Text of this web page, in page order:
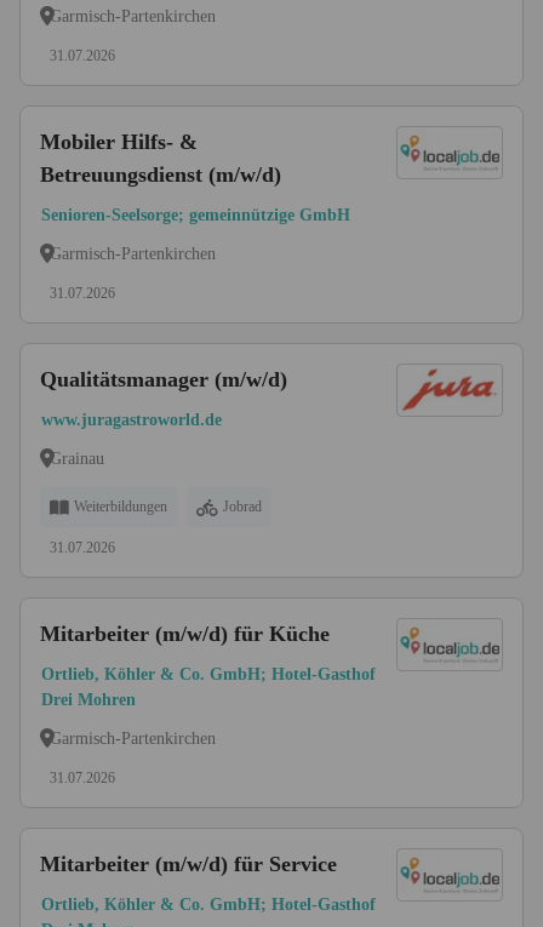
Garmisch-Partenkirchen
31.07.2026
Mobiler Hilfs- &
Betreuungsdienst (m/w/d)
Senioren-Seelsorge; gemeinnützige GmbH
Garmisch-Partenkirchen
31.07.2026
Qualitätsmanager (m/w/d)
www.juragastroworld.de
Grainau
Weiterbildungen Jobrad
31.07.2026
Mitarbeiter (m/w/d) für Küche
Ortlieb, Köhler & Co. GmbH; Hotel-Gasthof
Drei Mohren
Garmisch-Partenkirchen
31.07.2026
Mitarbeiter (m/w/d) für Service
Ortlieb, Köhler & Co. GmbH; Hotel-Gasthof